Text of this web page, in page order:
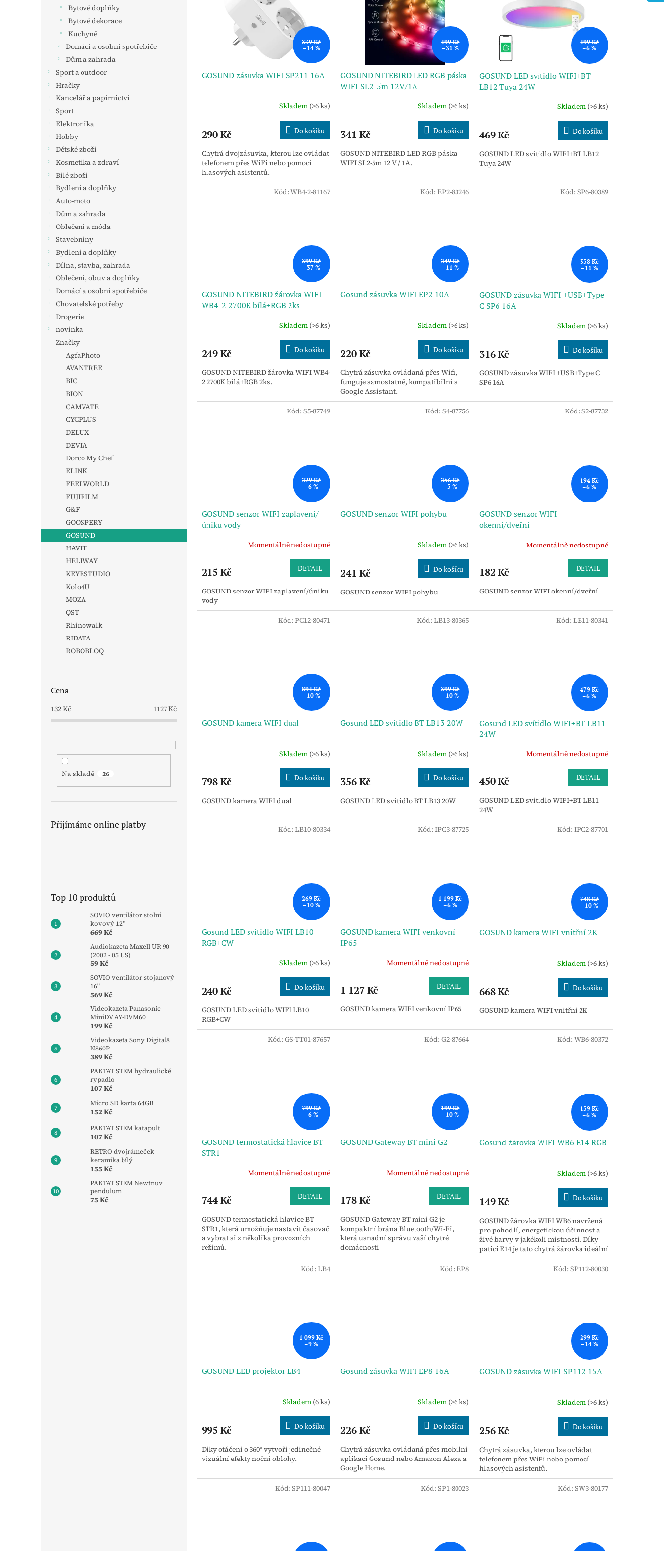
Bytové doplňky
Bytové dekorace
Kuchyně
Domácí a osobní spotřebiče
Dům a zahrada
Sport a outdoor
Hračky
Kancelář a papírnictví
Sport
Elektronika
Hobby
Dětské zboží
Kosmetika a zdraví
Bílé zboží
Bydlení a doplňky
Auto-moto
Dům a zahrada
Oblečení a móda
Stavebniny
Bydlení a doplňky
Dílna, stavba, zahrada
Oblečení, obuv a doplňky
Domácí a osobní spotřebiče
Chovatelské potřeby
Drogerie
novinka
Značky
AgfaPhoto
AVANTREE
BIC
BION
CAMVATE
CYCPLUS
DELUX
DEVIA
Dorco My Chef
ELINK
FEELWORLD
FUJIFILM
G&F
GOOSPERY
GOSUND
HAVIT
HELIWAY
KEYESTUDIO
Kolo4U
MOZA
QST
Rhinowalk
RIDATA
ROBOBLOQ
Cena
132Kč 1127Kč
Na skladě 26
Přijímáme online platby
Top 10 produktů
SOVIO ventilátor stolní
kovový 12"
669 Kč
Audiokazeta Maxell UR 90
(2002 - 05 US)
59 Kč
SOVIO ventilátor stojanový
16"
569 Kč
Videokazeta Panasonic
MiniDV AY-DVM60
199 Kč
Videokazeta Sony Digital8
N860P
389 Kč
PAKTAT STEM hydraulické
rypadlo
107 Kč
Micro SD karta 64GB
152 Kč
PAKTAT STEM katapult
107 Kč
RETRO dvojrámeček
keramika bílý
155 Kč
PAKTAT STEM Newtnuv
pendulum
75 Kč
339 Kč
–14 %
GOSUND zásuvka WIFI SP211 16A
Skladem (>6 ks)
290 Kč Do košíku
Chytrá dvojzásuvka, kterou lze ovládat
telefonem přes WiFi nebo pomocí
hlasových asistentů.
499 Kč
–31 %
GOSUND NITEBIRD LED RGB páska
WIFI SL2-5m 12V/1A
Skladem (>6 ks)
341 Kč Do košíku
GOSUND NITEBIRD LED RGB páska
WIFI SL2-5m 12 V / 1A.
499 Kč
–6 %
GOSUND LED svítidlo WIFI+BT
LB12 Tuya 24W
Skladem (>6 ks)
469 Kč Do košíku
GOSUND LED svítidlo WIFI+BT LB12
Tuya 24W
399 Kč
–37 %
GOSUND NITEBIRD žárovka WIFI
WB4-2 2700K bílá+RGB 2ks
Skladem (>6 ks)
249 Kč Do košíku
GOSUND NITEBIRD žárovka WIFI WB4-
2 2700K bílá+RGB 2ks.
Kód: WB4-2-81167
249 Kč
–11 %
Gosund zásuvka WIFI EP2 10A
Skladem (>6 ks)
220 Kč Do košíku
Chytrá zásuvka ovládaná přes Wifi,
funguje samostatně, kompatibilní s
Google Assistant.
Kód: EP2-83246
358 Kč
–11 %
GOSUND zásuvka WIFI +USB+Type
C SP6 16A
Skladem (>6 ks)
316 Kč Do košíku
GOSUND zásuvka WIFI +USB+Type C
SP6 16A
Kód: SP6-80389
229 Kč
–6 %
GOSUND senzor WIFI zaplavení/
úniku vody
Momentálně nedostupné
215 Kč DETAIL
GOSUND senzor WIFI zaplavení/úniku
vody
Kód: S5-87749
256 Kč
–5 %
GOSUND senzor WIFI pohybu
Skladem (>6 ks)
241 Kč Do košíku
GOSUND senzor WIFI pohybu
Kód: S4-87756
194 Kč
–6 %
GOSUND senzor WIFI
okenní/dveřní
Momentálně nedostupné
182 Kč DETAIL
GOSUND senzor WIFI okenní/dveřní
Kód: S2-87732
894 Kč
–10 %
GOSUND kamera WIFI dual
Skladem (>6 ks)
798 Kč Do košíku
GOSUND kamera WIFI dual
Kód: PC12-80471
399 Kč
–10 %
Gosund LED svítidlo BT LB13 20W
Skladem (>6 ks)
356 Kč Do košíku
GOSUND LED svítidlo BT LB13 20W
Kód: LB13-80365
479 Kč
–6 %
Gosund LED svítidlo WIFI+BT LB11
24W
Momentálně nedostupné
450 Kč DETAIL
GOSUND LED svítidlo WIFI+BT LB11
24W
Kód: LB11-80341
269 Kč
–10 %
Gosund LED svítidlo WIFI LB10
RGB+CW
Skladem (>6 ks)
240 Kč Do košíku
GOSUND LED svítidlo WIFI LB10
RGB+CW
Kód: LB10-80334
1 199 Kč
–6 %
GOSUND kamera WIFI venkovní
IP65
Momentálně nedostupné
1 127 Kč DETAIL
GOSUND kamera WIFI venkovní IP65
Kód: IPC3-87725
748 Kč
–10 %
GOSUND kamera WIFI vnitřní 2K
Skladem (>6 ks)
668 Kč Do košíku
GOSUND kamera WIFI vnitřní 2K
Kód: IPC2-87701
799 Kč
–6 %
GOSUND termostatická hlavice BT
STR1
Momentálně nedostupné
744 Kč DETAIL
GOSUND termostatická hlavice BT
STR1, která umožňuje nastavit časovač
a vybrat si z několika provozních
režimů.
Kód: GS-TT01-87657
199 Kč
–10 %
GOSUND Gateway BT mini G2
Momentálně nedostupné
178 Kč DETAIL
GOSUND Gateway BT mini G2 je
kompaktní brána Bluetooth/Wi-Fi,
která usnadní správu vaší chytré
domácnosti
Kód: G2-87664
159 Kč
–6 %
Gosund žárovka WIFI WB6 E14 RGB
Skladem (>6 ks)
149 Kč Do košíku
GOSUND žárovka WIFI WB6 navržená
pro pohodlí, energetickou účinnost a
živé barvy v jakékoli místnosti. Díky
patici E14 je tato chytrá žárovka ideální
pro menší svítidla, jako...
Kód: WB6-80372
1 099 Kč
–9 %
GOSUND LED projektor LB4
Skladem (6 ks)
995 Kč Do košíku
Díky otáčení o 360° vytvoří jedinečné
vizuální efekty noční oblohy.
Kód: LB4
Gosund zásuvka WIFI EP8 16A
Skladem (>6 ks)
226 Kč Do košíku
Chytrá zásuvka ovládaná přes mobilní
aplikaci Gosund nebo Amazon Alexa a
Google Home.
Kód: EP8
299 Kč
–14 %
GOSUND zásuvka WIFI SP112 15A
Skladem (>6 ks)
256 Kč Do košíku
Chytrá zásuvka, kterou lze ovládat
telefonem přes WiFi nebo pomocí
hlasových asistentů.
Kód: SP112-80030
Kód: SP111-80047 Kód: SP1-80023 Kód: SW3-80177